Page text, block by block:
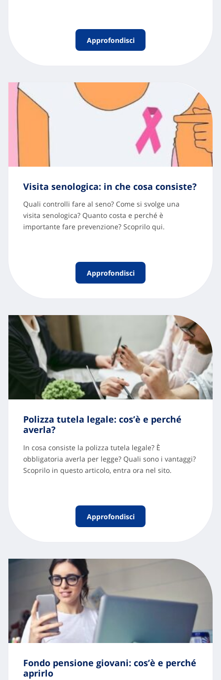
Approfondisci
Visita senologica: in che cosa consiste?
Quali controlli fare al seno? Come si svolge una
visita senologica? Quanto costa e perché è
importante fare prevenzione? Scoprilo qui.
Approfondisci
Polizza tutela legale: cos’è e perché
averla?
In cosa consiste la polizza tutela legale? È
obbligatoria averla per legge? Quali sono i vantaggi?
Scoprilo in questo articolo, entra ora nel sito.
Approfondisci
Fondo pensione giovani: cos’è e perché
aprirlo